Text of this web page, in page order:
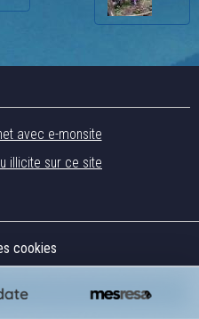
avec e-monsite
illicite sur ce site
cookies